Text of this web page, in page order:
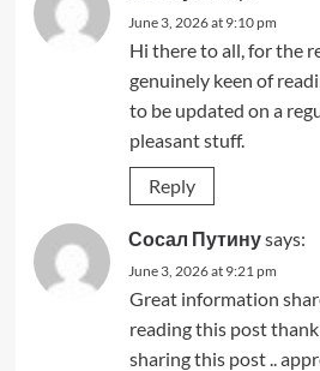
June 3, 2026 at 9:10 pm
Hi there to all, for the
genuinely keen of
to be updated on a
pleasant stuff.
Reply
Сосал Путинуsays:
June 3, 2026 at 9:21 pm
Great information
reading this post
sharing this post ..